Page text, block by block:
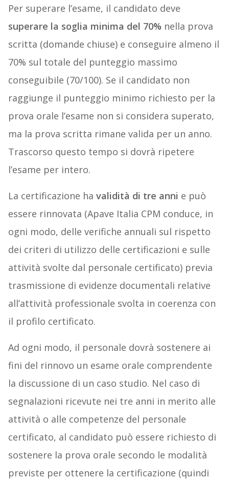
Per superare l’esame, il candidato deve
superare la soglia minima del 70% nella prova
scritta (domande chiuse) e conseguire almeno il
70% sul totale del punteggio massimo
conseguibile (70/100). Se il candidato non
raggiunge il punteggio minimo richiesto per la
prova orale l’esame non si considera superato,
ma la prova scritta rimane valida per un anno.
Trascorso questo tempo si dovrà ripetere
l’esame per intero.
La certificazione ha validità di tre anni e può
essere rinnovata (Apave Italia CPM conduce, in
ogni modo, delle verifiche annuali sul rispetto
dei criteri di utilizzo delle certificazioni e sulle
attività svolte dal personale certificato) previa
trasmissione di evidenze documentali relative
all’attività professionale svolta in coerenza con
il profilo certificato.
Ad ogni modo, il personale dovrà sostenere ai
fini del rinnovo un esame orale comprendente
la discussione di un caso studio. Nel caso di
segnalazioni ricevute nei tre anni in merito alle
attività o alle competenze del personale
certificato, al candidato può essere richiesto di
sostenere la prova orale secondo le modalità
previste per ottenere la certificazione (quindi